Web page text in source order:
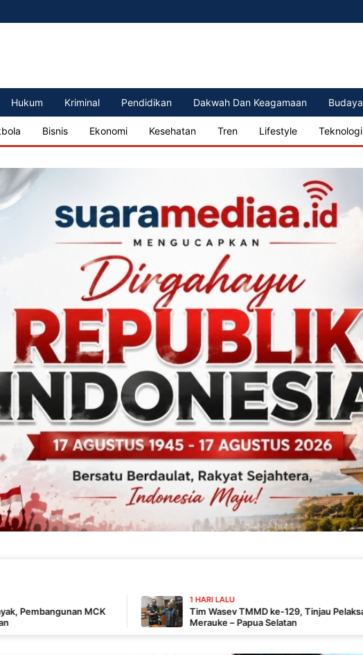
Hukum Kriminal Pendidikan Dakwah Dan Keagamaan Budaya
Bisnis Ekonomi Kesehatan Tren Lifestyle Teknologi
1 HARI LALU
Tim Wasev TMMD ke-129, Tinjau Pelaksanaan Program Di
Merauke – Papua Selatan